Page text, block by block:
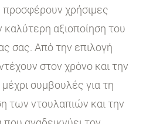
προσφέρουν χρήσιμες
καλύτερη αξιοποίηση του
σας. Από την επιλογή
στον χρόνο και την
συμβουλές για τη
των ντουλαπιών και την